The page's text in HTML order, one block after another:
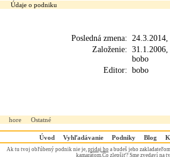
Údaje o podniku
Posledná zmena: 24.3.2014,
Založenie: 31.1.2006,
bobo
Editor: bobo
hore Ostatné
Úvod Vyhľadávanie Podniky Blog
Ak tu tvoj obľúbený podnik nie je, pridaj hoa budeš jeho
kamarátom.Čo zlepšiť? Sme zvedaví na